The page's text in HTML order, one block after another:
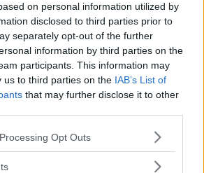
on personal information utilized by
disclosed to third parties prior to
separately opt-out of the further
information by third parties on the
participants. This information may
us to third parties on the IAB’s List of
that may further disclose it to other
website/app uses one or more Google
or usage behaviour. You may click to
Opt Outs
positivt – misstänks